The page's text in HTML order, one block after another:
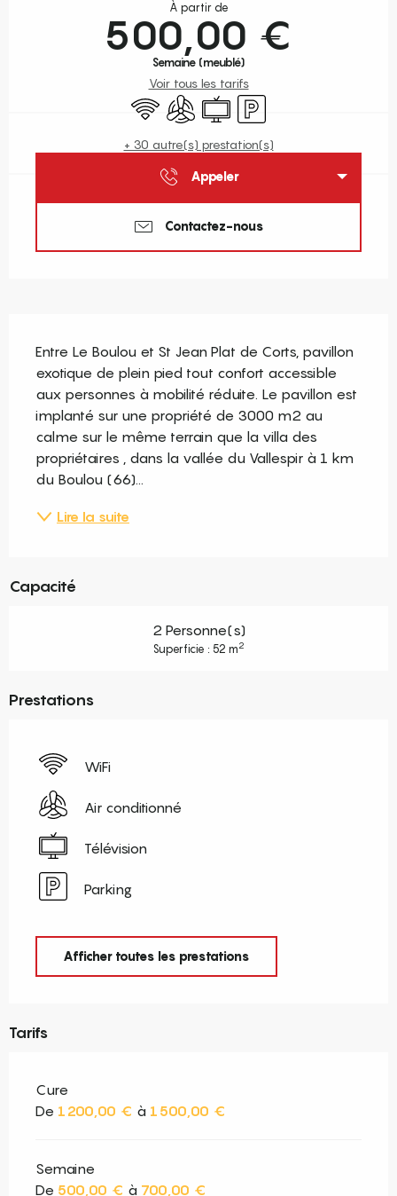
À partir de
500,00 €
Semaine (meublé)
Voir tous les tarifs
WiFi Air conditionné
Télévision
Parking
+ 30 autre(s) prestation(s)
Appeler
Contactez-nous
Entre Le Boulou et St Jean Plat de Corts, pavillon
exotique de plein pied tout confort accessible
aux personnes à mobilité réduite. Le pavillon est
implanté sur une propriété de 3000 m2 au
calme sur le même terrain que la villa des
propriétaires , dans la vallée du Vallespir à 1 km
du Boulou (66)...
Lire la suite
Capacité
2 Personne(s)
Superficie : 52 m2
Prestations
WiFi
Air conditionné
Télévision
Parking
Afficher toutes les prestations
Tarifs
Cure
De 1 200,00 € à 1 500,00 €
Semaine
De 500,00 € à 700,00 €